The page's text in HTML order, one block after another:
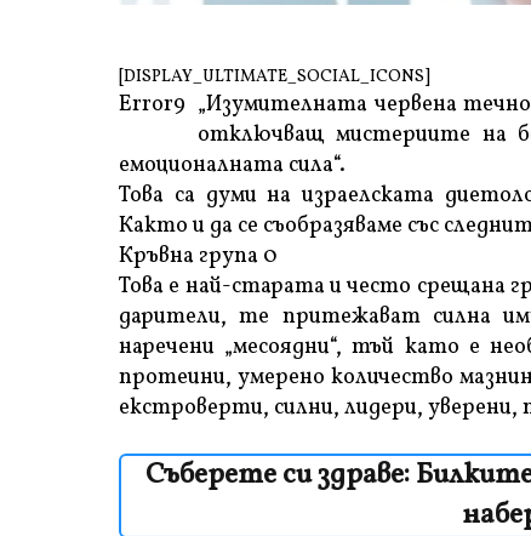
[DISPLAY_ULTIMATE_SOCIAL_ICONS]
Error9 „Изумителната червена
отключващ мистериите на
емоционалната сила“.
Това са думи на израелската
Както и да се съобразяваме със
Кръвна група 0
Това е най-старата и често срещана
дарители, те притежават силна
наречени „месоядни“, тъй като е
протеини, умерено количество
екстроверти, силни, лидери, уверени,
Съберете си здраве: